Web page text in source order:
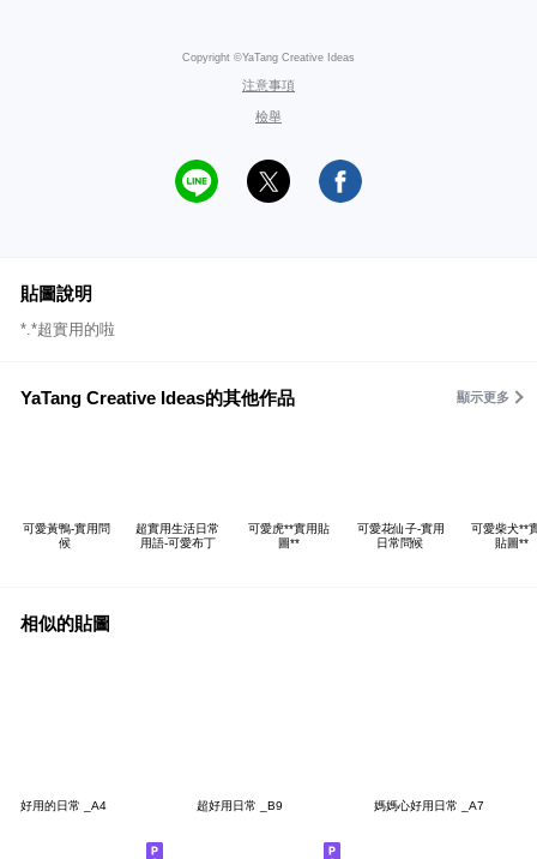
Copyright ©YaTang Creative Ideas
注意事項
檢舉
貼圖說明
*.*超實用的啦
YaTang Creative Ideas的其他作品 顯示更多
可愛黃鴨-實用問
候
超實用生活日常
用語-可愛布丁
可愛虎**實用貼
圖**
可愛花仙子-實用
日常問候
可愛柴犬**
貼圖**
相似的貼圖
好用的日常 _A4 超好用日常 _B9 媽媽心好用日常 _A7